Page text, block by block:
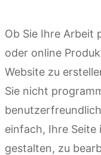
Ob Sie Ihre Arbeit
oder online
Website zu
Sie nicht
einfach, Ihre Seite
gestalten, zu